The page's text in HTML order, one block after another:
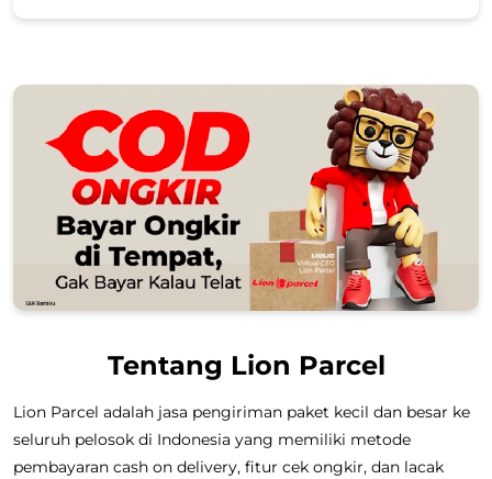
Tentang Lion Parcel
Lion Parcel adalah jasa pengiriman paket kecil dan besar ke
seluruh pelosok di Indonesia yang memiliki metode
pembayaran cash on delivery, fitur cek ongkir, dan lacak